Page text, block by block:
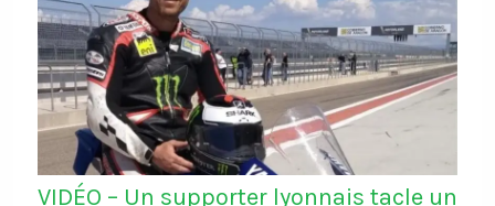
VIDÉO – Un supporter lyonnais tacle un